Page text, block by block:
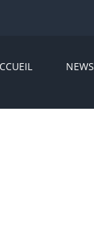
NEWS